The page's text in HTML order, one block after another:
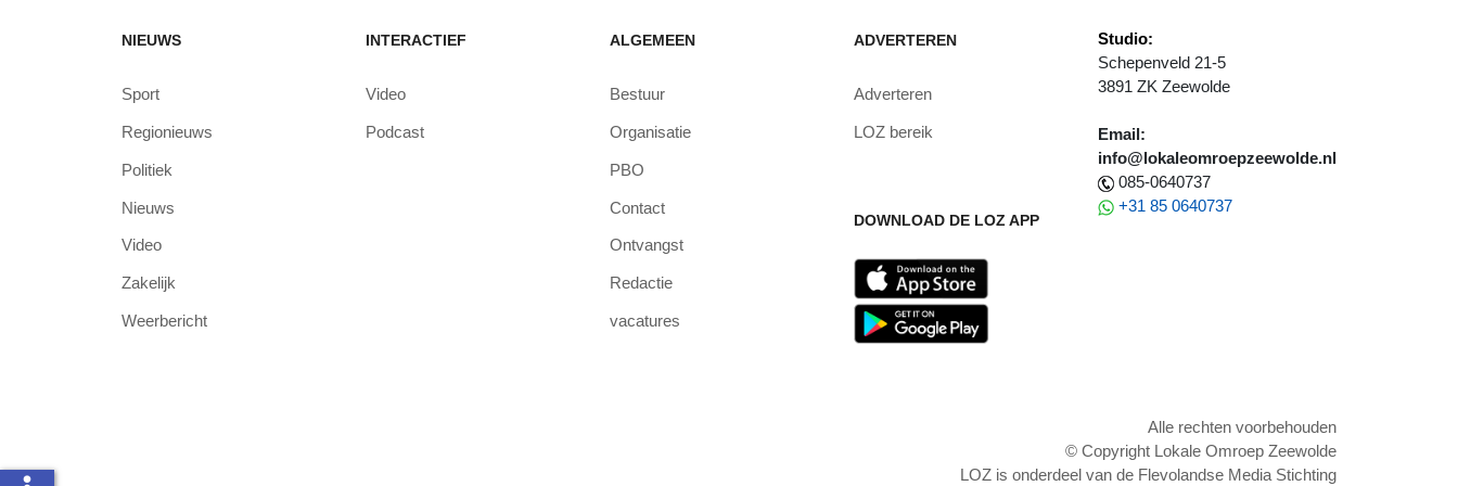
NIEUWS
Sport
Regionieuws
Politiek
Nieuws
Video
Zakelijk
Weerbericht
INTERACTIEF
Video
Podcast
ALGEMEEN
Bestuur
Organisatie
PBO
Contact
Ontvangst
Redactie
vacatures
ADVERTEREN
Adverteren
LOZ bereik
DOWNLOAD DE LOZ APP
Studio:
Schepenveld 21-5
3891 ZK Zeewolde
Email:
info@lokaleomroepzeewolde.nl
085-0640737
+31 85 0640737
Alle rechten voorbehouden
© Copyright Lokale Omroep Zeewolde
LOZ is onderdeel van de Flevolandse Media Stichting